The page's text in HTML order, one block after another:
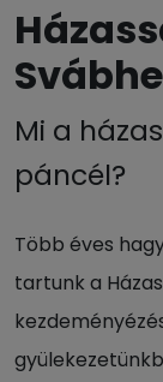
Mi a
páncél?
Több éves
tartunk a